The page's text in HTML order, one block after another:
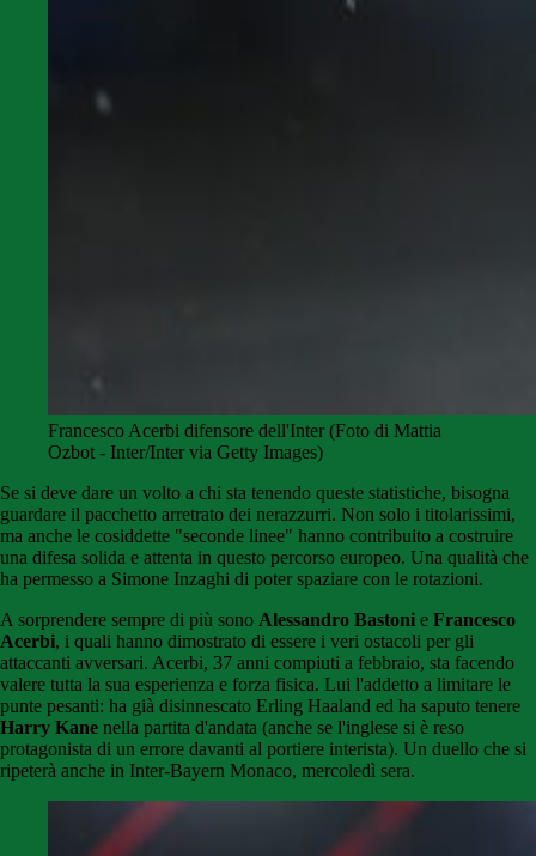
Francesco Acerbi difensore dell'Inter (Foto di Mattia
Ozbot - Inter/Inter via Getty Images)
Se si deve dare un volto a chi sta tenendo queste statistiche, bisogna
guardare il pacchetto arretrato dei nerazzurri. Non solo i titolarissimi,
ma anche le cosiddette "seconde linee" hanno contribuito a costruire
una difesa solida e attenta in questo percorso europeo. Una qualità che
ha permesso a Simone Inzaghi di poter spaziare con le rotazioni.
A sorprendere sempre di più sono Alessandro Bastoni e Francesco
Acerbi, i quali hanno dimostrato di essere i veri ostacoli per gli
attaccanti avversari. Acerbi, 37 anni compiuti a febbraio, sta facendo
valere tutta la sua esperienza e forza fisica. Lui l'addetto a limitare le
punte pesanti: ha già disinnescato Erling Haaland ed ha saputo tenere
Harry Kane nella partita d'andata (anche se l'inglese si è reso
protagonista di un errore davanti al portiere interista). Un duello che si
ripeterà anche in Inter-Bayern Monaco, mercoledì sera.